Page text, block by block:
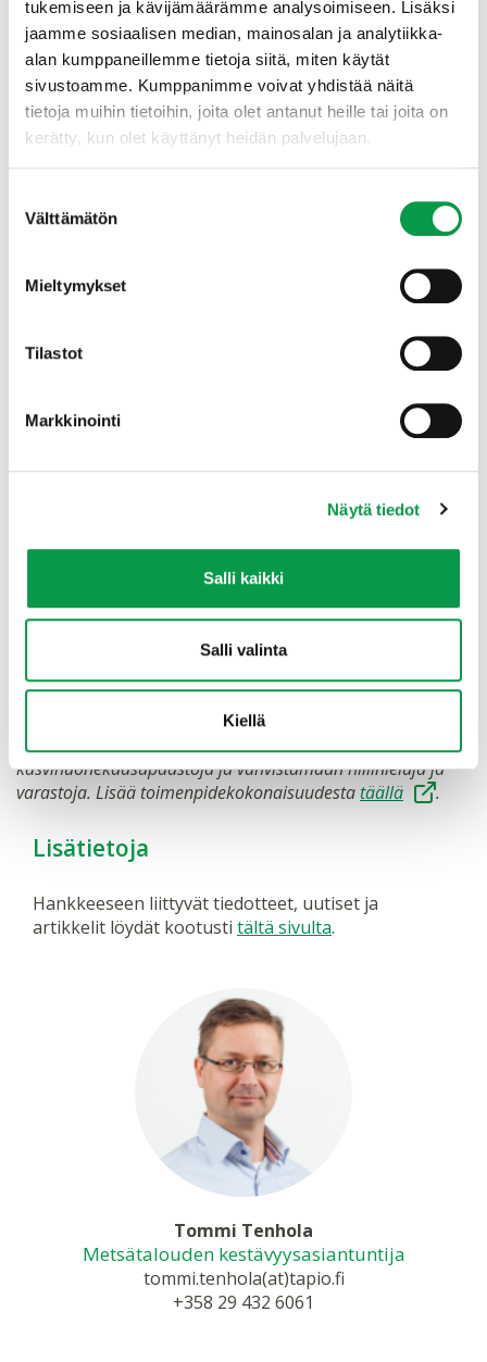
tukemiseen ja kävijämäärämme analysoimiseen. Lisäksi
jaamme sosiaalisen median, mainosalan ja analytiikka-
alan kumppaneillemme tietoja siitä, miten käytät
sivustoamme. Kumppanimme voivat yhdistää näitä
tietoja muihin tietoihin, joita olet antanut heille tai joita on
kerätty, kun olet käyttänyt heidän palvelujaan.
valinta
Välttämätön
Mieltymykset
Tilastot
Markkinointi
Näytä tiedot
Salli kaikki
Salli valinta
Kiellä
Remes, Suomen metsäkeskus
Pidennetyn kiertoajan vaikutukset metsien
hiilensidontaan ja puuntuotantoon
, tutkimusprofessori Jari Hynynen,
Luonnonvarakeskus
Puuston pidennetylle kiertoajalle sopivat kohteet
paikkatietoaineistoon perustuen
Metsävaratieto ja maastotarkastukset
Lappalainen
, metsänhoidon asiantuntija
Varpu Kuutti, Tapio
Hankkeen koordinoinnista vastasi Tapio. Tapion lisäksi
Luonnonvarakeskus
ja
Suomen metsäkeskus
. Hankkeen rahoitti
maa- ja metsätalousministeriö
Pidennetyn kiertoajan mahdollisuudet ja menetelmät
metsien hiilensidonnassa -hanke on osa maa- ja
metsätalousministeriön keväällä 2020 käynnistämää
maankäyttösektorin Hiilestä kiinni -
ilmastotoimenpidekokonaisuutta. Toimenpiteillä pyritään
vähentämään maa- ja metsätalouden ja muun maankäytön
kasvihuonekaasupäästöjä ja vahvistamaan hiilinieluja ja
varastoja. Lisää toimenpidekokonaisuudestatäällä .
Lisätietoja
Hankkeeseen liittyvät tiedotteet, uutiset ja
artikkelit löydät kootusti tältä sivulta.
Tommi Tenhola
Metsätalouden kestävyysasiantuntija
tommi.tenhola(at)tapio.fi
+358 29 432 6061